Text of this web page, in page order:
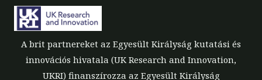
A brit partnereket az Egyesült Királyság kutatási és
innovációs hivatala (UK Research and Innovation,
UKRI) finanszírozza az Egyesült Királyság